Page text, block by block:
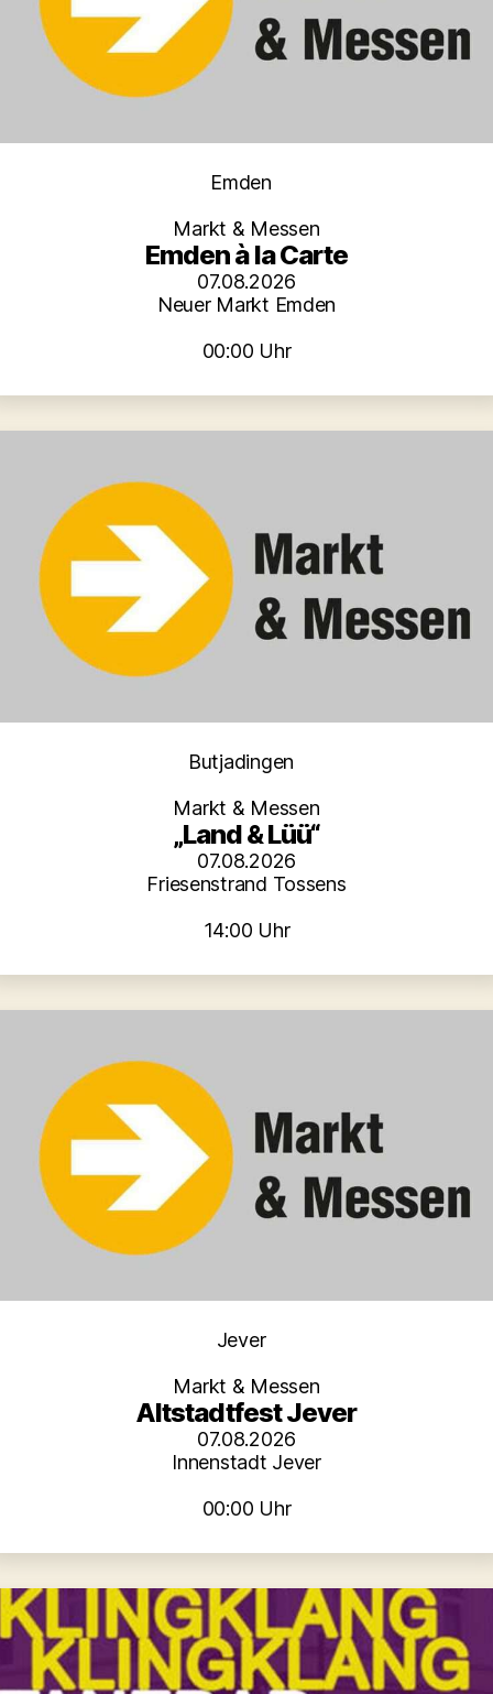
Kategorien
Emden
Markt & Messen
Emden à la Carte
07.08.2026
Neuer Markt Emden
00:00 Uhr
Kategorien
Butjadingen
Markt & Messen
„Land & Lüü“
07.08.2026
Friesenstrand Tossens
14:00 Uhr
Kategorien
Jever
Markt & Messen
Altstadtfest Jever
07.08.2026
Innenstadt Jever
00:00 Uhr